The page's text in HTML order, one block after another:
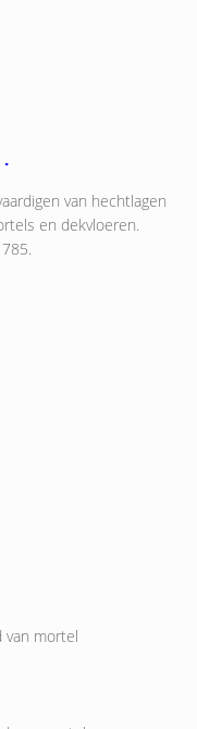
van hechtlagen
en dekvloeren.
van mortel